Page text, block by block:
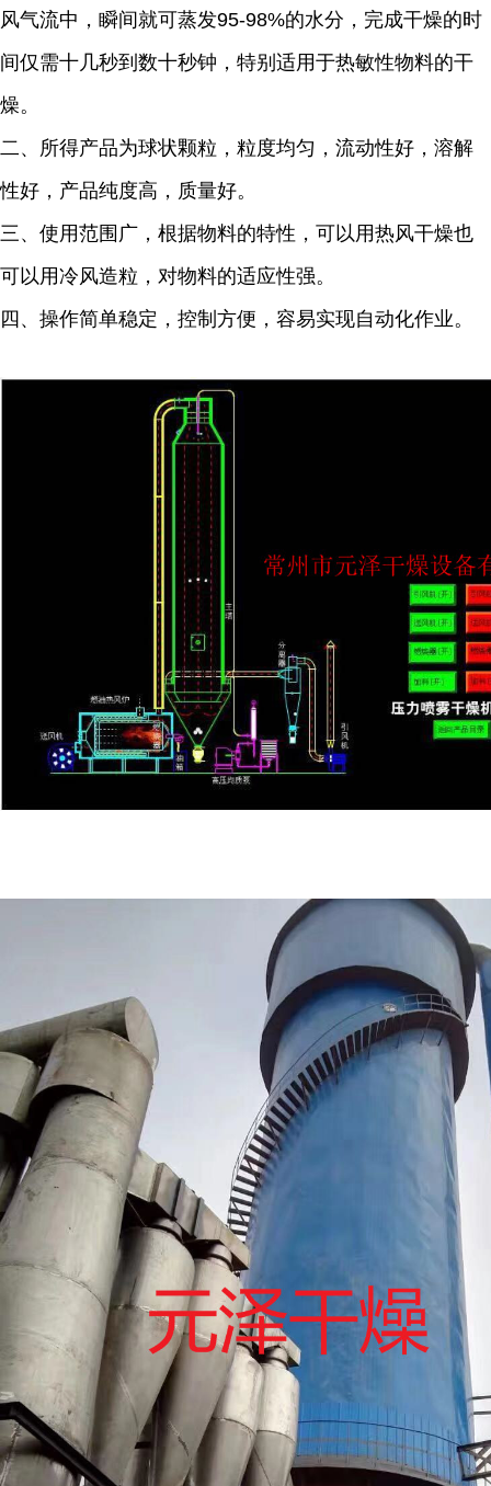
风气流中，瞬间就可蒸发95-98%的水分，完成干燥的时
间仅需十几秒到数十秒钟，特别适用于热敏性物料的干
燥。
二、所得产品为球状颗粒，粒度均匀，流动性好，溶解
性好，产品纯度高，质量好。
三、使用范围广，根据物料的特性，可以用热风干燥也
可以用冷风造粒，对物料的适应性强。
四、操作简单稳定，控制方便，容易实现自动化作业。